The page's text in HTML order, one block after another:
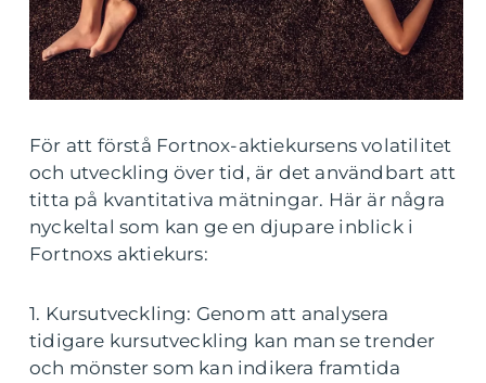
För att förstå Fortnox-aktiekursens volatilitet
och utveckling över tid, är det användbart att
titta på kvantitativa mätningar. Här är några
nyckeltal som kan ge en djupare inblick i
Fortnoxs aktiekurs:
1. Kursutveckling: Genom att analysera
tidigare kursutveckling kan man se trender
och mönster som kan indikera framtida